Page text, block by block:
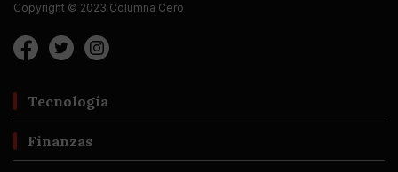
Copyright © 2023 Columna Cero
Tecnología
Finanzas